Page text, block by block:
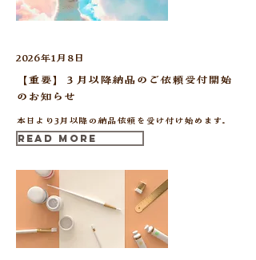
2026年1月8日
【重要】３月以降納品のご依頼受付開始
のお知らせ
本日より3月以降の納品依頼を受け付け始めます。
Read More